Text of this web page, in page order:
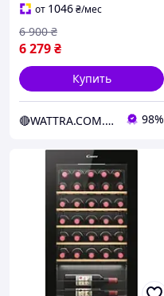
шкаф, код 880000152488
от 1046₴/мес
6 279₴
6 900 ₴
Купить
🔴WATTRA.COM.UA - дело техники... 98%